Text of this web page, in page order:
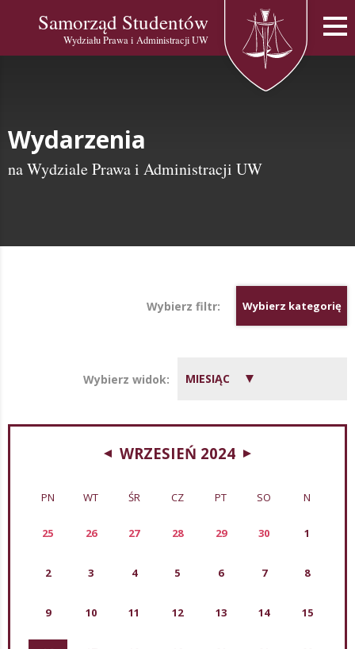
Samorząd Studentów
Wydziału Prawa i Administracji UW
Wydarzenia
na Wydziale Prawa i Administracji UW
Wybierz filtr: Wybierz kategorię
Wybierz widok: MIESIĄC
WRZESIEŃ 2024
PN WT ŚR CZ PT SO N
25 26 27 28 29 30 1
2 3 4 5 6 7 8
9 10 11 12 13 14 15